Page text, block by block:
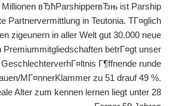
Millionen вЂћParshipperвЂњ ist Parship
Partnervermittlung in Teutonia. TГ¤glich
zigeunern in aller Welt gut 30.000 neue
Premiummitgliedschaften betrГ¤gt unser
GeschlechterverhГ¤ltnis Г¶ffnende runde
MГ¤nnerKlammer zu 51 drauf 49 %.
Alter zum kennen lernen liegt unter 28